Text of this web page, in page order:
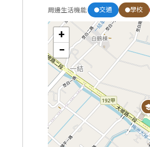
周邊生活機能 交通 學校
+
−